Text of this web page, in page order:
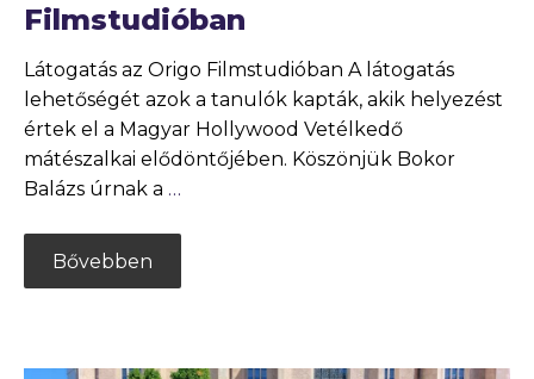
Filmstudióban
Látogatás az Origo Filmstudióban A látogatás
lehetőségét azok a tanulók kapták, akik helyezést
értek el a Magyar Hollywood Vetélkedő
mátészalkai elődöntőjében. Köszönjük Bokor
Balázs úrnak a …
Bővebben